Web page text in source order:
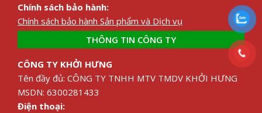
Chính sách bảo hành:
Chính sách bảo hành Sản phẩm và Dịch vụ
THÔNG TIN CÔNG TY
CÔNG TY KHỞI HƯNG
Tên đầy đủ: CÔNG TY TNHH MTV TMDV KHỞI HƯNG
MSDN: 6300281433
Điện thoại: